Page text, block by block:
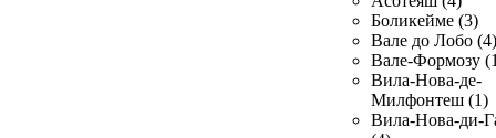
Боликейме (3)
Вале до Лобо (4)
Вале-Формозу
Вила-Нова-де-
Милфонтеш (1)
Вила-Нова-ди-